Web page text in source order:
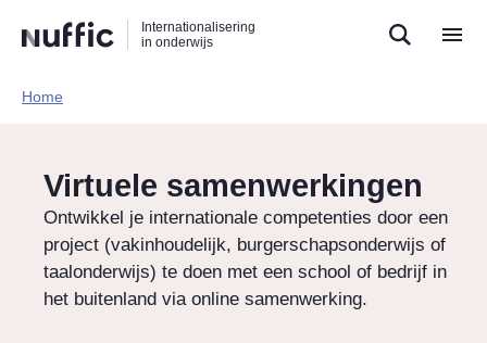
naar
zoekfunctie
naar
hoofdnavigatie
naar
inhoud
Internationalisering
in onderwijs
Hoofdnavigatie
Home​
Virtuele samenwerkingen
Ontwikkel je internationale competenties door een
project (vakinhoudelijk, burgerschapsonderwijs of
taalonderwijs) te doen met een school of bedrijf in
het buitenland via online samenwerking.